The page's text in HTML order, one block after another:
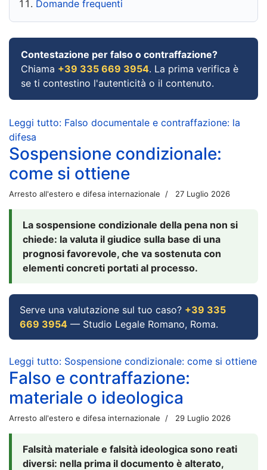
Domande frequenti
Contestazione per falso o contraffazione?
Chiama +39 335 669 3954. La prima verifica è
se ti contestino l'autenticità o il contenuto.
Leggi tutto: Falso documentale e contraffazione: la
difesa
Sospensione condizionale:
come si ottiene
Arresto all'estero e difesa internazionale 27 Luglio 2026
La sospensione condizionale della pena non si
chiede: la valuta il giudice sulla base di una
prognosi favorevole, che va sostenuta con
elementi concreti portati al processo.
Serve una valutazione sul tuo caso? +39 335
669 3954 — Studio Legale Romano, Roma.
Leggi tutto: Sospensione condizionale: come si ottiene
Falso e contraffazione:
materiale o ideologica
Arresto all'estero e difesa internazionale 29 Luglio 2026
Falsità materiale e falsità ideologica sono reati
diversi: nella prima il documento è alterato,